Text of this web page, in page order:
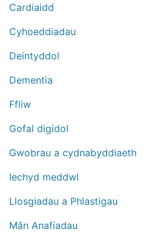
Cardiaidd
Cyhoeddiadau
Deintyddol
Dementia
Ffliw
Gofal digidol
Gwobrau a cydnabyddiaeth
Iechyd meddwl
Llosgiadau a Phlastigau
Mân Anafiadau